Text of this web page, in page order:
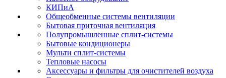
КИПиА
Общеобменные системы вентиляции
Бытовая приточная вентиляция
Полупромышленные сплит-системы
Бытовые кондиционеры
Мульти сплит-системы
Тепловые насосы
Аксессуары и фильтры для очистителей воздуха